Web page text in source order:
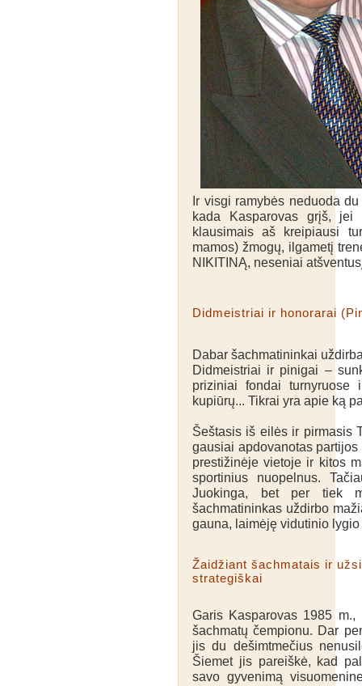
Ir visgi ramybės neduoda
kada Kasparovas grįš,
klausimais aš kreipiausi
mamos) žmogų, ilgametį
NIKITINĄ, neseniai
Didmeistriai ir honorarai
Dabar šachmatininkai
Didmeistriai ir pinigai –
priziniai fondai
kupiūrų... Tikrai yra apie ką
Šeštasis iš eilės ir pirmasis
gausiai apdovanotas
prestižinėje vietoje ir kitos
sportinius nuopelnus.
Juokinga, bet per tiek
šachmatininkas uždirbo
gauna, laimėję vidutinio lygio
Žaidžiant šachmatais ir
strategiškai
Garis Kasparovas 1985
šachmatų čempionu. Dar
jis du dešimtmečius
Šiemet jis pareiškė, kad
savo gyvenimą